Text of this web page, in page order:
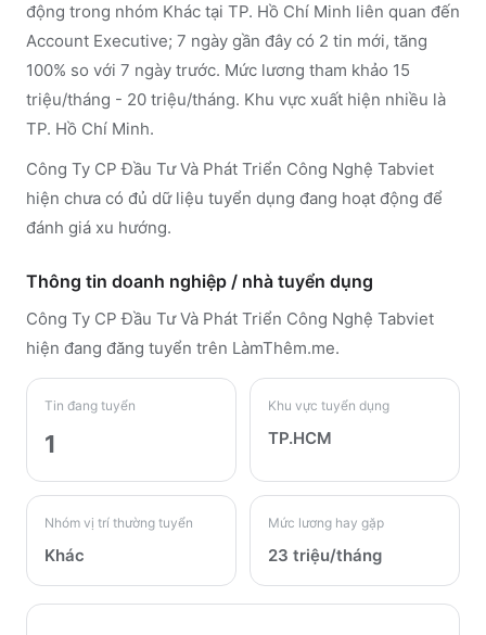
động trong nhóm Khác tại TP. Hồ Chí Minh liên quan đến
Account Executive; 7 ngày gần đây có 2 tin mới, tăng
100% so với 7 ngày trước. Mức lương tham khảo 15
triệu/tháng - 20 triệu/tháng. Khu vực xuất hiện nhiều là
TP. Hồ Chí Minh.
Công Ty CP Đầu Tư Và Phát Triển Công Nghệ Tabviet
hiện chưa có đủ dữ liệu tuyển dụng đang hoạt động để
đánh giá xu hướng.
Thông tin doanh nghiệp / nhà tuyển dụng
Công Ty CP Đầu Tư Và Phát Triển Công Nghệ Tabviet
hiện đang đăng tuyển trên LàmThêm.me.
Tin đang tuyển
1
Khu vực tuyển dụng
TP.HCM
Nhóm vị trí thường tuyển
Khác
Mức lương hay gặp
23 triệu/tháng